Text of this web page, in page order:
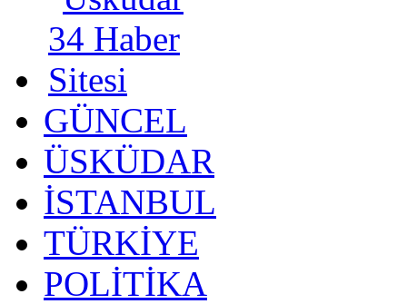
GÜNCEL
ÜSKÜDAR
İSTANBUL
TÜRKİYE
POLİTİKA